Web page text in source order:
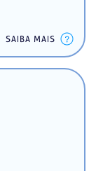
SAIBA MAIS